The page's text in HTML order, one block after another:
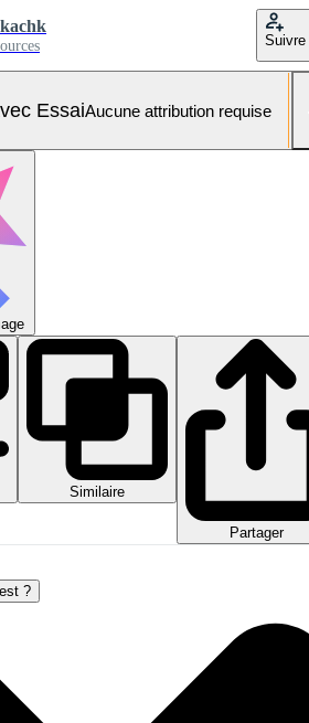
Suivre
EssaiAucune attribution requise
Similaire
Partager
?